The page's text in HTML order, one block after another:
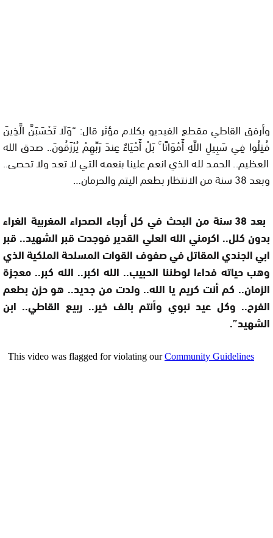
وأرفق القاطي مقطع الفيديو بكلام مؤثر قال: “وَلَا تَحْسَبَنَّ الَّذِينَ
قُتِلُوا فِي سَبِيلِ اللَّهِ أَمْوَاتًا ۚ بَلْ أَحْيَاءٌ عِندَ رَبِّهِمْ يُرْزَقُونَ.. صدق الله
العظيم.. الحمد لله الذي انعم علينا بنعمه التي لا تعد ولا تحصى..
وبعد 38 سنة من الانتظار بطعم اليتم والحرمان…
بعد 38 سنة من البحث في كل أرجاء الصحراء المغربية الغراء
بدون كلل.. اكرمني الله العلي القدير فوجدت قبر الشهيد.. قبر
ابي الجندي المقاتل في صفوف القوات المسلحة الملكية الذي
وهب حياته فداءا لوطننا الحبيب.. الله اكبر.. الله كبر.. معجزة
الزمان.. كم أنت كريم يا الله.. ولدت من جديد.. هو حزن بطعم
الفرح.. وكل عيد نبوي وأنتم بالف خير.. ربيع القاطي.. ابن
الشهيد”.